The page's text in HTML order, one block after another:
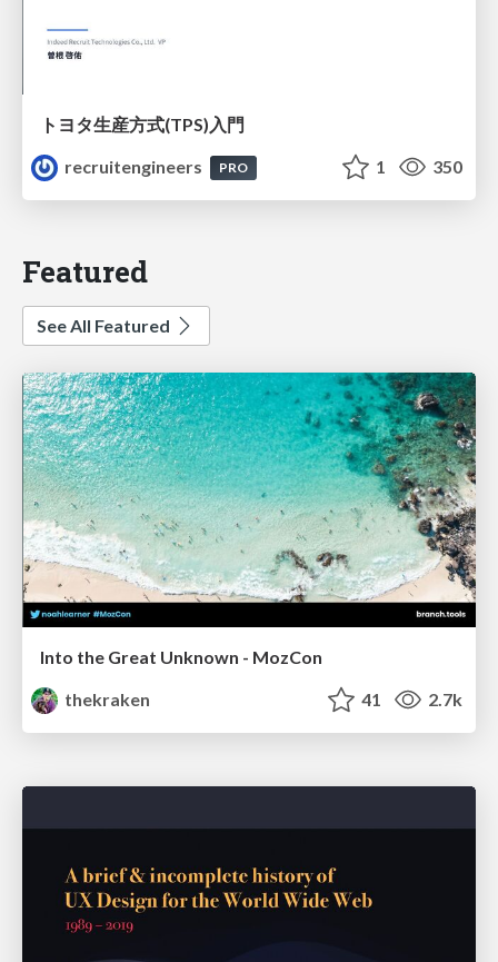
トヨタ⽣産⽅式(TPS)⼊⾨
recruitengineers
PRO 1 350
Featured
See All Featured
Into the Great Unknown - MozCon
thekraken
41 2.7k